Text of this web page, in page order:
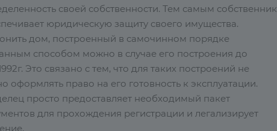
своей собственности. Тем самым собственник
юридическую защиту своего имущества.
дом, построенный в самочинном порядке
способом можно в случае его построения до
Это связано с тем, что для таких построений не
оформлять право на его готовность к эксплуатации.
просто предоставляет необходимый пакет
для прохождения регистрации и легализирует